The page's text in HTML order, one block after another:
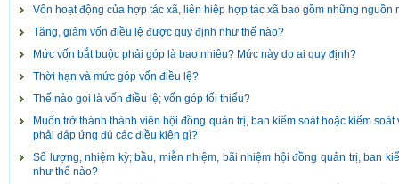
Vốn hoạt động của hợp tác xã, liên hiệp hợp tác xã bao gồm những nguồn
Tăng, giảm vốn điều lệ được quy định như thế nào?
Mức vốn bắt buộc phải góp là bao nhiêu? Mức này do ai quy định?
Thời hạn và mức góp vốn điều lệ?
Thế nào gọi là vốn điều lệ; vốn góp tối thiểu?
Muốn trở thành thành viên hội đồng quản trị, ban kiểm soát hoặc kiểm
phải đáp ứng đủ các điều kiện gì?
Số lượng, nhiệm kỳ; bầu, miễn nhiệm, bãi nhiệm hội đồng quản trị, ban
như thế nào?